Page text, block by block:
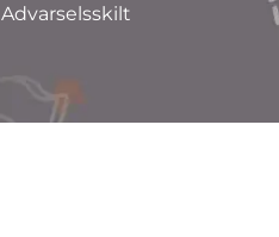
Advarselsskilt